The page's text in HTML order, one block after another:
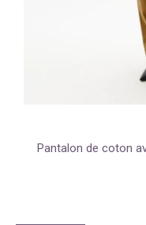
Pantalon de coton